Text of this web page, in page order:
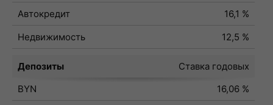
Автокредит
16,1 %
Недвижимость
12,5 %
Депозиты
Ставка годовых
BYN
16,06 %